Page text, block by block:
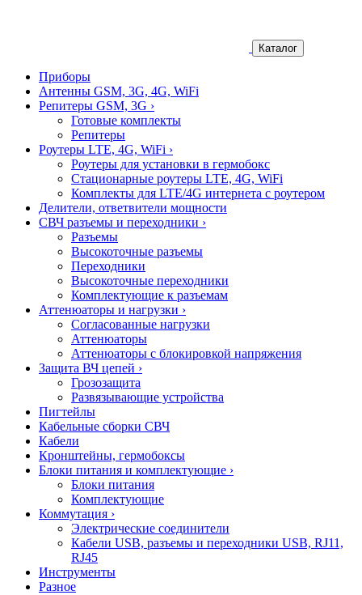
Каталог
Приборы
Антенны GSM, 3G, 4G, WiFi
Репитеры GSM, 3G ›
Готовые комплекты
Репитеры
Роутеры LTE, 4G, WiFi ›
Роутеры для установки в гермобокс
Стационарные роутеры LTE, 4G, WiFi
Комплекты для LTE/4G интернета с роутером
Делители, ответвители мощности
СВЧ разъемы и переходники ›
Разъемы
Высокоточные разъемы
Переходники
Высокоточные переходники
Комплектующие к разъемам
Аттенюаторы и нагрузки ›
Согласованные нагрузки
Аттенюаторы
Аттенюаторы с блокировкой напряжения
Защита ВЧ цепей ›
Грозозащита
Развязывающие устройства
Пигтейлы
Кабельные сборки СВЧ
Кабели
Кронштейны, гермобоксы
Блоки питания и комплектующие ›
Блоки питания
Комплектующие
Коммутация ›
Электрические соединители
Кабели USB, разъемы и переходники USB, RJ11,
RJ45
Инструменты
Разное